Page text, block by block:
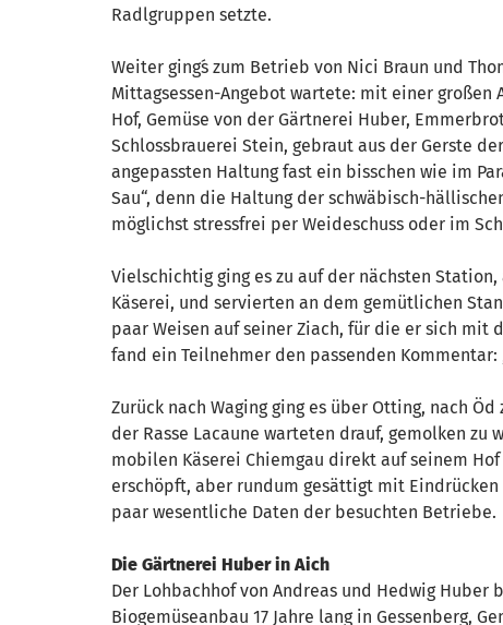
Radlgruppen setzte.
Weiter ging´s zum Betrieb von Nici Braun und
Mittagsessen-Angebot wartete: mit einer großen
Hof, Gemüse von der Gärtnerei Huber,
Schlossbrauerei Stein, gebraut aus der Gerste
angepassten Haltung fast ein bisschen wie im
Sau“, denn die Haltung der schwäbisch-
möglichst stressfrei per Weideschuss oder im
Vielschichtig ging es zu auf der nächsten
Käserei, und servierten an dem gemütlichen
paar Weisen auf seiner Ziach, für die er sich mit
fand ein Teilnehmer den passenden
Zurück nach Waging ging es über Otting, nach
der Rasse Lacaune warteten drauf, gemolken
mobilen Käserei Chiemgau direkt auf seinem
erschöpft, aber rundum gesättigt mit
paar wesentliche Daten der besuchten Betriebe.
Die Gärtnerei Huber in Aich
Der Lohbachhof von Andreas und Hedwig
Biogemüseanbau 17 Jahre lang in Gessenberg,